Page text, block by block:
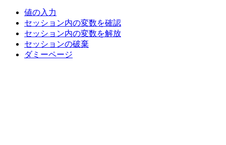
値の入力
セッション内の変数を確認
セッション内の変数を解放
セッションの破棄
ダミーページ